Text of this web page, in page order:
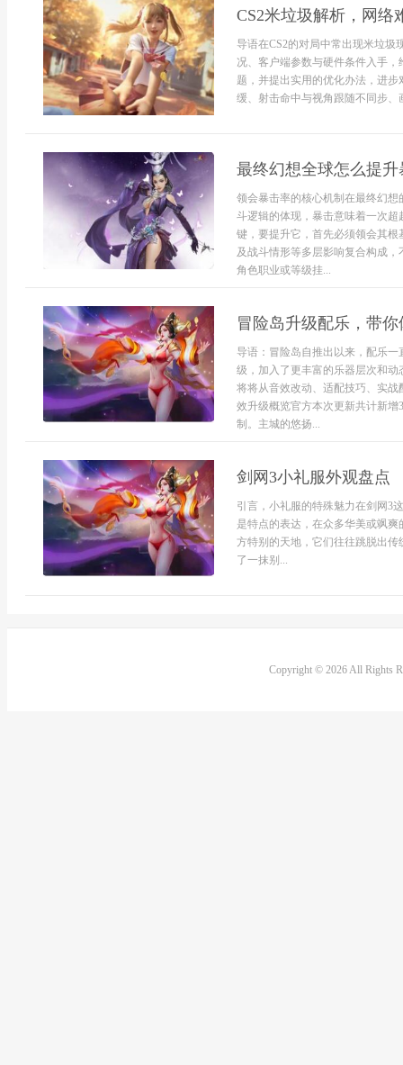
CS2米垃圾解析，网络
导语在CS2的对局中常出现米垃圾
况、客户端参数与硬件条件入手
题，并提出实用的优化办法，进
缓、射击命中与视角跟随不同步、
最终幻想全球怎么提升
领会暴击率的核心机制在最终幻
斗逻辑的体现，暴击意味着一次
键，要提升它，首先必须领会其
及战斗情形等多层影响复合构成
角色职业或等级挂...
冒险岛升级配乐，带
导语：冒险岛自推出以来，配乐
级，加入了更丰富的乐器层次和
将将从音效改动、适配技巧、实
效升级概览官方本次更新共计新
制。主城的悠扬...
剑网3小礼服外观盘点
引言，小礼服的特殊魅力在剑网3
是特点的表达，在众多华美或飒
方特别的天地，它们往往跳脱出
了一抹别...
Copyright © 2026 All Rights